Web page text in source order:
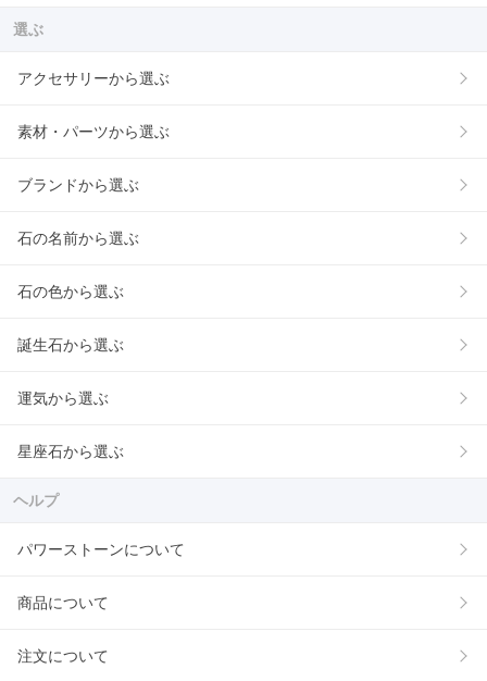
選ぶ
アクセサリーから選ぶ
素材・パーツから選ぶ
ブランドから選ぶ
石の名前から選ぶ
石の色から選ぶ
誕生石から選ぶ
運気から選ぶ
星座石から選ぶ
ヘルプ
パワーストーンについて
商品について
注文について